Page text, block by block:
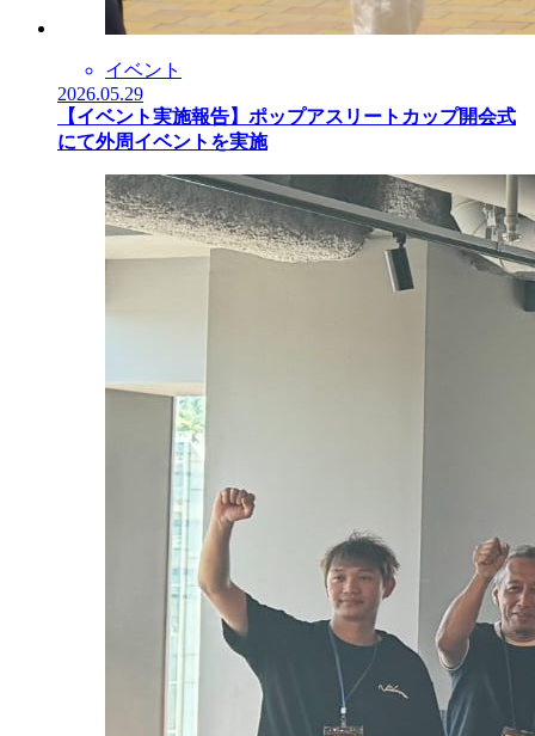
イベント
2026.05.29
【イベント実施報告】ポップアスリートカップ開会式
にて外周イベントを実施